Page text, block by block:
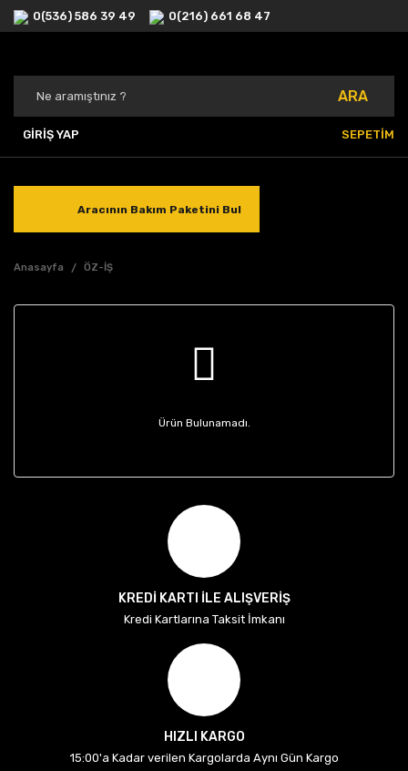
0(536) 586 39 49 0(216) 661 68 47
ARA
GİRİŞ YAP SEPETİM
Aracının Bakım Paketini Bul
Anasayfa ÖZ-İŞ
Ürün Bulunamadı.
KREDİ KARTI İLE ALIŞVERİŞ
Kredi Kartlarına Taksit İmkanı
HIZLI KARGO
15:00'a Kadar verilen Kargolarda Aynı Gün Kargo